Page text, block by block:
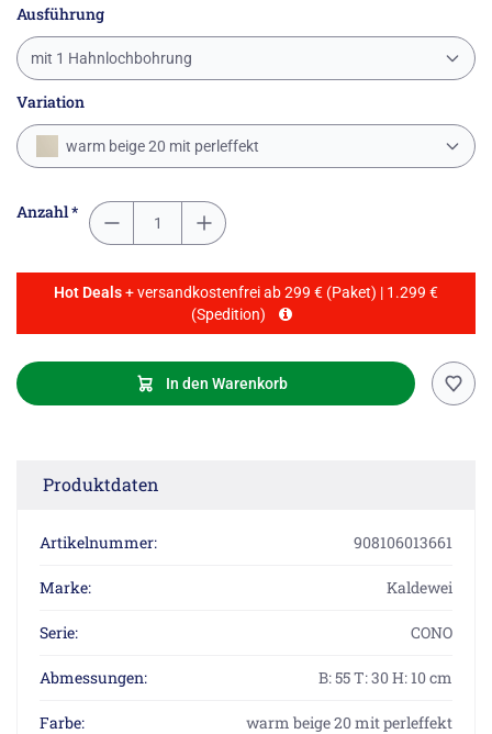
Ausführung
mit 1 Hahnlochbohrung
Variation
warm beige 20 mit perleffekt
Anzahl *
Hot Deals+ versandkostenfrei ab 299 € (Paket) | 1.299 €
(Spedition)
In den Warenkorb
Produktdaten
Artikelnummer: 908106013661
Marke: Kaldewei
Serie: CONO
Abmessungen: B: 55 T: 30 H: 10 cm
Farbe: warm beige 20 mit perleffekt